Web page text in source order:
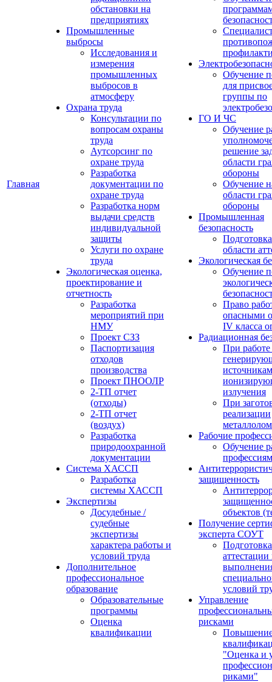
Главная
обстановки на
предприятиях
Промышленные
выбросы
Исследования и
измерения
промышленных
выбросов в
атмосферу
Охрана труда
Консультации по
вопросам охраны
труда
Аутсорсинг по
охране труда
Разработка
документации по
охране труда
Разработка норм
выдачи средств
индивидуальной
защиты
Услуги по охране
труда
Экологическая оценка,
проектирование и
отчетность
Разработка
мероприятий при
НМУ
Проект СЗЗ
Паспортизация
отходов
производства
Проект ПНООЛР
2-ТП отчет
(отходы)
2-ТП отчет
(воздух)
Разработка
природоохранной
документации
Система ХАССП
Разработка
системы ХАССП
Экспертизы
Досудебные /
судебные
экспертизы
характера работы и
условий труда
Дополнительное
профессиональное
образование
Образовательные
программы
Оценка
квалификации
Обучение
для
группы по
ГО И ЧС
Обучение
решение
области
обороны
Обучение
области
обороны
Промышленная
безопасность
области
Экологическая
Обучение
Право
опасными
IV класса
Радиационная
При работе
излучения
При
реализации
Рабочие
Обучение
профессиям
защищенность
объектов
Получение
эксперта СОУТ
условий
Управление
рисками
"Оценка и
риками"